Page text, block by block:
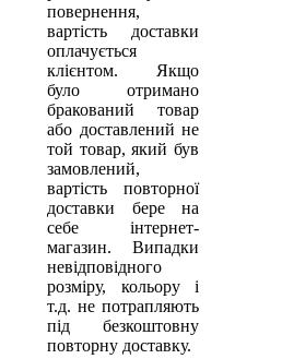
повернення,
вартість доставки
оплачується
клієнтом. Якщо
було отримано
бракований товар
або доставлений не
той товар, який був
замовлений,
вартість повторної
доставки бере на
себе інтернет-
магазин. Випадки
невідповідного
розміру, кольору і
т.д. не потрапляють
під безкоштовну
повторну доставку.